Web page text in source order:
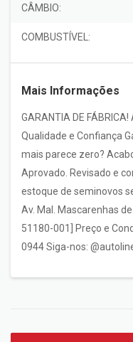
CÂMBIO:
COMBUSTÍVEL:
Mais Informações
GARANTIA DE FÁBRICA!
Qualidade e Confiança
mais parece zero?
Aprovado. Revisado e
estoque de seminovos
Av. Mal. Mascarenhas
51180-001] Preço e
0944 Siga-nos: